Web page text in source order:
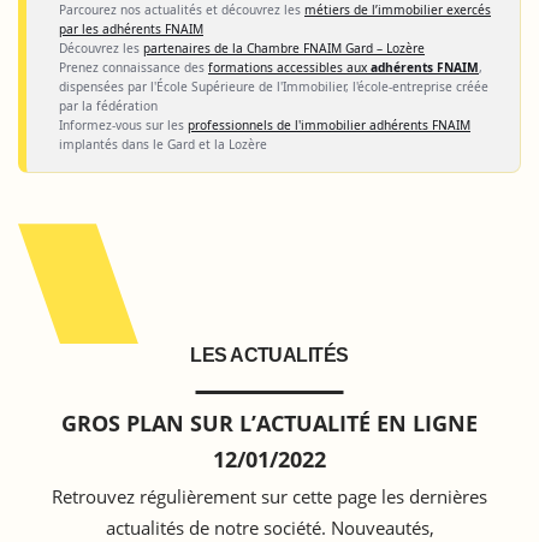
Parcourez nos actualités et découvrez les métiers de l’immobilier exercés
par les adhérents FNAIM
Découvrez les partenaires de la Chambre FNAIM Gard – Lozère
Prenez connaissance des formations accessibles aux adhérents FNAIM,
dispensées par l'École Supérieure de l'Immobilier, l'école-entreprise créée
par la fédération
Informez-vous sur les professionnels de l'immobilier adhérents FNAIM
implantés dans le Gard et la Lozère
LES ACTUALITÉS
GROS PLAN SUR L’ACTUALITÉ EN LIGNE
12/01/2022
Retrouvez régulièrement sur cette page les dernières
actualités de notre société. Nouveautés,